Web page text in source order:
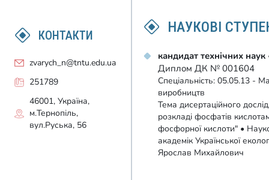
КОНТАКТИ
zvarych_n@tntu.edu.ua
251789
46001, Україна,
м.Тернопіль,
вул.Руська, 56
НАУКОВІ
кандидат технічних наук
Диплом ДК № 001604
Спеціальність: 05.05.13 -
виробництв
Тема дисертаційного
розкладі фосфатів
фосфорної кислоти" •
академік Української
Ярослав Михайлович